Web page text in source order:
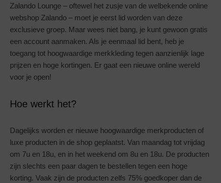
Zalando Lounge – oftewel het zusje van de welbekende online
webshop Zalando – moet je eerst lid worden van deze
exclusieve groep. Maar wees niet bang, je kunt gewoon gratis
een account aanmaken. Als je eenmaal lid bent, heb je
toegang tot hoogwaardige merkkleding tegen aanzienlijk lage
prijzen en hoge kortingen. Er gaat een nieuwe online wereld
voor je open!
Hoe werkt het?
Dagelijks worden er nieuwe hoogwaardige merkproducten of
luxe producten in de shop geplaatst. Van maandag tot vrijdag
om 7u en 18u, en in het weekend om 8u en 18u. De producten
zijn slechts een paar dagen te bestellen tegen een hoge
korting. Vaak zijn de producten zelfs 75% goedkoper dan de